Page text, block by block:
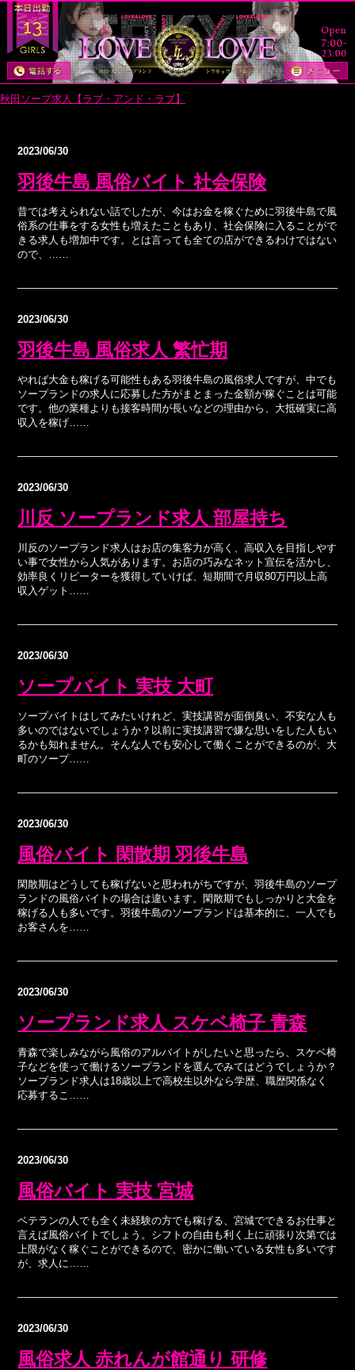
13
秋田ソープ求人【ラブ・アンド・ラブ】
2023/06/30
羽後牛島 風俗バイト 社会保険
昔では考えられない話でしたが、今はお金を稼ぐために羽後牛島で風
俗系の仕事をする女性も増えたこともあり、社会保険に入ることがで
きる求人も増加中です。とは言っても全ての店ができるわけではない
ので、……
2023/06/30
羽後牛島 風俗求人 繁忙期
やれば大金も稼げる可能性もある羽後牛島の風俗求人ですが、中でも
ソープランドの求人に応募した方がまとまった金額が稼ぐことは可能
です。他の業種よりも接客時間が長いなどの理由から、大抵確実に高
収入を稼げ……
2023/06/30
川反 ソープランド求人 部屋持ち
川反のソープランド求人はお店の集客力が高く、高収入を目指しやす
い事で女性から人気があります。お店の巧みなネット宣伝を活かし、
効率良くリピーターを獲得していけば、短期間で月収80万円以上高
収入ゲット……
2023/06/30
ソープバイト 実技 大町
ソープバイトはしてみたいけれど、実技講習が面倒臭い、不安な人も
多いのではないでしょうか？以前に実技講習で嫌な思いをした人もい
るかも知れません。そんな人でも安心して働くことができるのが、大
町のソープ……
2023/06/30
風俗バイト 閑散期 羽後牛島
閑散期はどうしても稼げないと思われがちですが、羽後牛島のソープ
ランドの風俗バイトの場合は違います。閑散期でもしっかりと大金を
稼げる人も多いです。羽後牛島のソープランドは基本的に、一人でも
お客さんを……
2023/06/30
ソープランド求人 スケベ椅子 青森
青森で楽しみながら風俗のアルバイトがしたいと思ったら、スケベ椅
子などを使って働けるソープランドを選んでみてはどうでしょうか？
ソープランド求人は18歳以上で高校生以外なら学歴、職歴関係なく
応募するこ……
2023/06/30
風俗バイト 実技 宮城
ベテランの人でも全く未経験の方でも稼げる、宮城でできるお仕事と
言えば風俗バイトでしょう。シフトの自由も利く上に頑張り次第では
上限がなく稼ぐことができるので、密かに働いている女性も多いです
が、求人に……
2023/06/30
風俗求人 赤れんが館通り 研修